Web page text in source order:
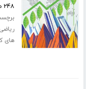
۲۴۸ صفحه
های